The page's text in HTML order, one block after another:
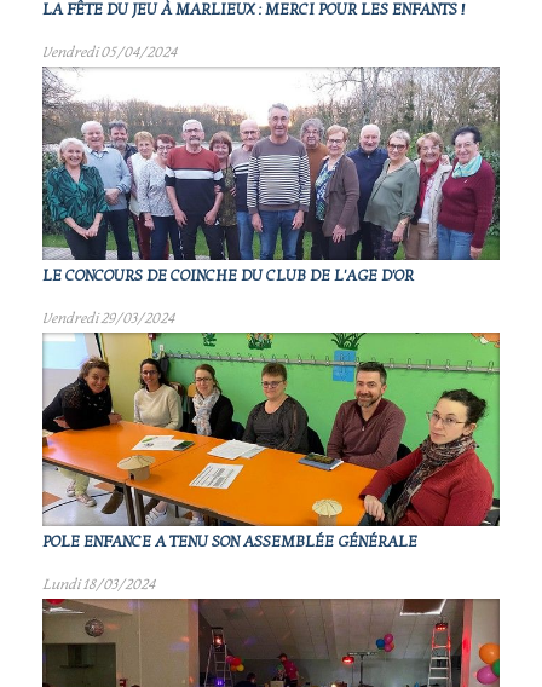
LA FÊTE DU JEU À MARLIEUX : MERCI POUR LES ENFANTS !
Vendredi 05/04/2024
LE CONCOURS DE COINCHE DU CLUB DE L'AGE D'OR
Vendredi 29/03/2024
POLE ENFANCE A TENU SON ASSEMBLÉE GÉNÉRALE
Lundi 18/03/2024